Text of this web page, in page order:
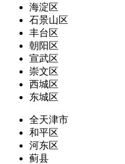
海淀区
石景山区
丰台区
朝阳区
宣武区
崇文区
西城区
东城区
全天津市
和平区
河东区
蓟县